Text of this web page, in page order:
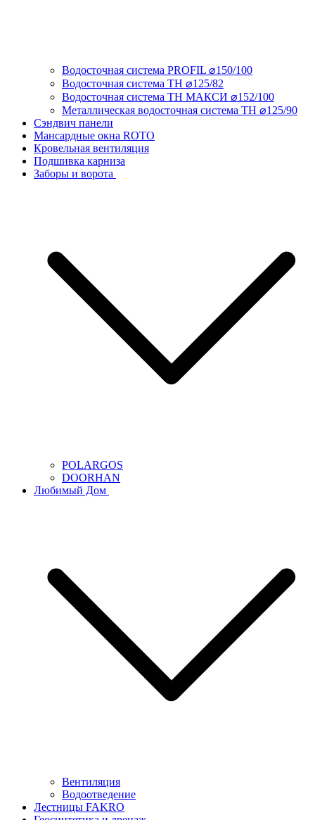
Водосточная система PROFIL ⌀150/100
Водосточная система ТН ⌀125/82
Водосточная система ТН МАКСИ ⌀152/100
Металлическая водосточная система ТН ⌀125/90
Сэндвич панели
Мансардные окна ROTO
Кровельная вентиляция
Подшивка карниза
Заборы и ворота
POLARGOS
DOORHAN
Любимый Дом
Вентиляция
Водоотведение
Лестницы FAKRO